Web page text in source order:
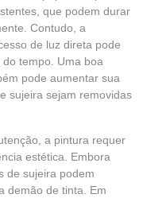
que podem durar
Contudo, a
de luz direta pode
tempo. Uma boa
pode aumentar sua
sujeira sejam removidas
a pintura requer
estética. Embora
de sujeira podem
demão de tinta. Em